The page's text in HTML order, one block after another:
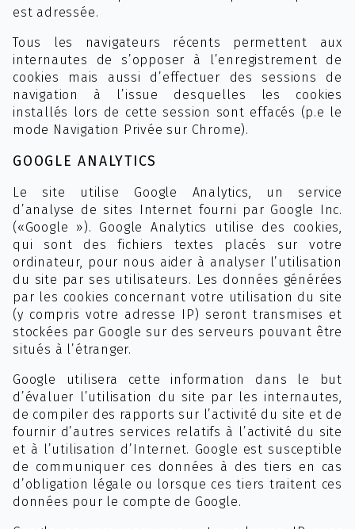
est adressée.
Tous les navigateurs récents permettent aux
internautes de s’opposer à l’enregistrement de
cookies mais aussi d’effectuer des sessions de
navigation à l’issue desquelles les cookies
installés lors de cette session sont effacés (p.e le
mode Navigation Privée sur Chrome).
GOOGLE ANALYTICS
Le site utilise Google Analytics, un service
d’analyse de sites Internet fourni par Google Inc.
(«Google »). Google Analytics utilise des cookies,
qui sont des fichiers textes placés sur votre
ordinateur, pour nous aider à analyser l’utilisation
du site par ses utilisateurs. Les données générées
par les cookies concernant votre utilisation du site
(y compris votre adresse IP) seront transmises et
stockées par Google sur des serveurs pouvant être
situés à l’étranger.
Google utilisera cette information dans le but
d’évaluer l’utilisation du site par les internautes,
de compiler des rapports sur l’activité du site et de
fournir d’autres services relatifs à l’activité du site
et à l’utilisation d’Internet. Google est susceptible
de communiquer ces données à des tiers en cas
d’obligation légale ou lorsque ces tiers traitent ces
données pour le compte de Google.